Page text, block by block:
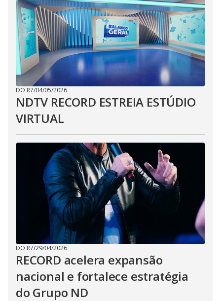
DO R7/04/05/2026
NDTV RECORD ESTREIA ESTÚDIO
VIRTUAL
DO R7/29/04/2026
RECORD acelera expansão
nacional e fortalece estratégia
do Grupo ND